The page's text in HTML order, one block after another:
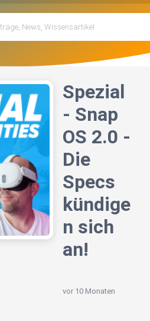
Spezial
- Snap
OS 2.0 -
Die
Specs
kündige
n sich
an!
vor 10 Monaten